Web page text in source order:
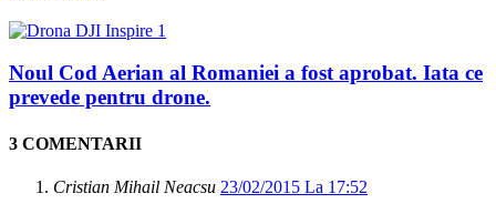
Noul Cod Aerian al Romaniei a fost aprobat. Iata ce
prevede pentru drone.
3 COMENTARII
Cristian Mihail Neacsu 23/02/2015 La 17:52